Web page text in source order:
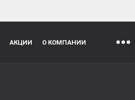
АКЦИИ О КОМПАНИИ